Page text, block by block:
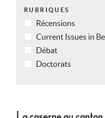
RUBRIQUES
Récensions
Current Issues in
Débat
Doctorats